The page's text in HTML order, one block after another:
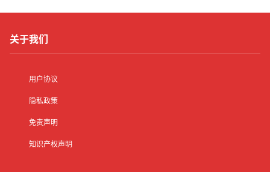
关于我们
用户协议
隐私政策
免责声明
知识产权声明